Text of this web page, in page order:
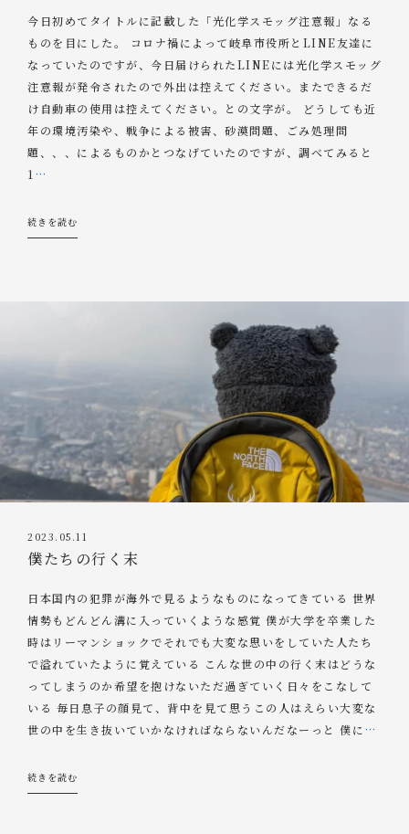
今日初めてタイトルに記載した「光化学スモッグ注意報」なる
ものを目にした。 コロナ禍によって岐阜市役所とLINE友達に
なっていたのですが、今日届けられたLINEには光化学スモッグ
注意報が発令されたので外出は控えてください。またできるだ
け自動車の使用は控えてください。との文字が。 どうしても近
年の環境汚染や、戦争による被害、砂漠問題、ごみ処理問
題、、、によるものかとつなげていたのですが、調べてみると
1 …
続きを読む
2023.05.11
僕たちの行く末
日本国内の犯罪が海外で見るようなものになってきている 世界
情勢もどんどん溝に入っていくような感覚 僕が大学を卒業した
時はリーマンショックでそれでも大変な思いをしていた人たち
で溢れていたように覚えている こんな世の中の行く末はどうな
ってしまうのか希望を抱けないただ過ぎていく日々をこなして
いる 毎日息子の顔見て、背中を見て思うこの人はえらい大変な
世の中を生き抜いていかなければならないんだなーっと 僕に …
続きを読む